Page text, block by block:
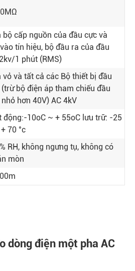
bộ cấp nguồn của đầu cực và
tín hiệu, bộ đầu ra của đầu
1 phút (RMS)
vỏ và tất cả các Bộ thiết bị đầu
bộ điện áp tham chiếu đầu
hơn 40V) AC 4kV
động:-10oC ~ + 55oC lưu trữ: -25
70 °c
RH, không ngưng tụ, không có
mòn
dòng điện một pha AC